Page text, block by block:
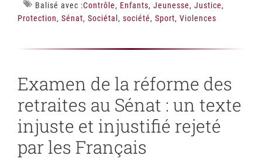
Balisé avec :Contrôle, Enfants, Jeunesse, Justice,
Protection, Sénat, Sociétal , société, Sport, Violences
Examen de la réforme des
retraites au Sénat : un texte
injuste et injustifié rejeté
par les Français